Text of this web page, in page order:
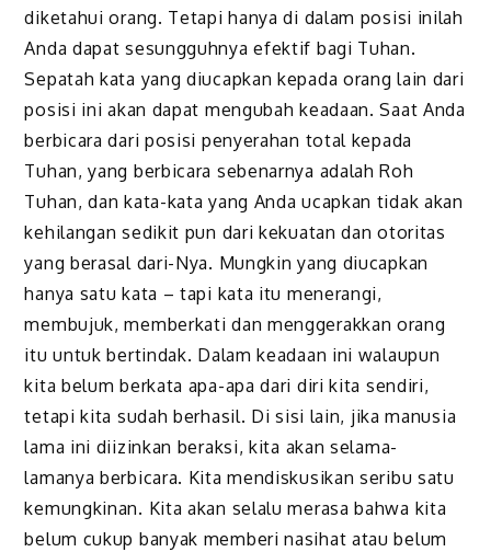
diketahui orang. Tetapi hanya di dalam posisi inilah
Anda dapat sesungguhnya efektif bagi Tuhan.
Sepatah kata yang diucapkan kepada orang lain dari
posisi ini akan dapat mengubah keadaan. Saat Anda
berbicara dari posisi penyerahan total kepada
Tuhan, yang berbicara sebenarnya adalah Roh
Tuhan, dan kata-kata yang Anda ucapkan tidak akan
kehilangan sedikit pun dari kekuatan dan otoritas
yang berasal dari-Nya. Mungkin yang diucapkan
hanya satu kata – tapi kata itu menerangi,
membujuk, memberkati dan menggerakkan orang
itu untuk bertindak. Dalam keadaan ini walaupun
kita belum berkata apa-apa dari diri kita sendiri,
tetapi kita sudah berhasil. Di sisi lain, jika manusia
lama ini diizinkan beraksi, kita akan selama-
lamanya berbicara. Kita mendiskusikan seribu satu
kemungkinan. Kita akan selalu merasa bahwa kita
belum cukup banyak memberi nasihat atau belum